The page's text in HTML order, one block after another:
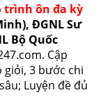
trình ôn đa kỳ
ĐGNL Sư
Bộ Quốc
Cập
giỏi, 3 bước chi
Luyện đề đủ